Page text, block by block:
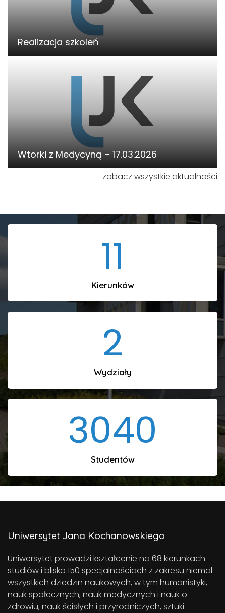
Realizacja szkoleń
Wtorki z Medycyną – 17.03.2026
zobacz wszystkie aktualności
11
Kierunków
2
Wydziały
3040
Studentów
Uniwersytet Jana Kochanowskiego
Uniwersytet prowadzi kształcenie na 68 kierunkach
studiów i blisko 150 specjalnościach z zakresu niemal
wszystkich dziedzin naukowych, w tym humanistyki,
nauk społecznych, nauk medycznych i nauk o
zdrowiu, nauk ścisłych i przyrodniczych, sztuki.